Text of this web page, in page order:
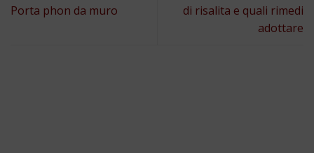
Porta phon da muro
di risalita e quali rimedi
adottare